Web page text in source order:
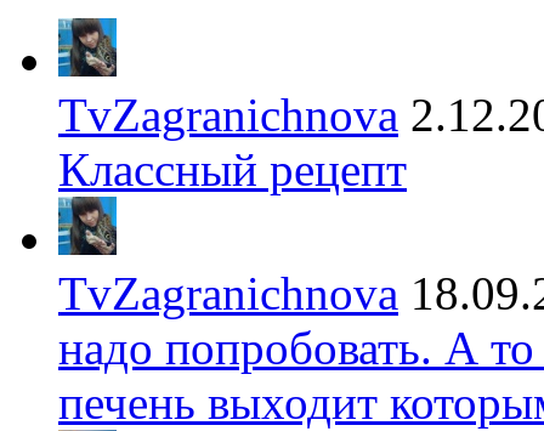
TvZagranichnova
Классный рецепт
TvZagranichnova
надо попробовать. А
печень выходит